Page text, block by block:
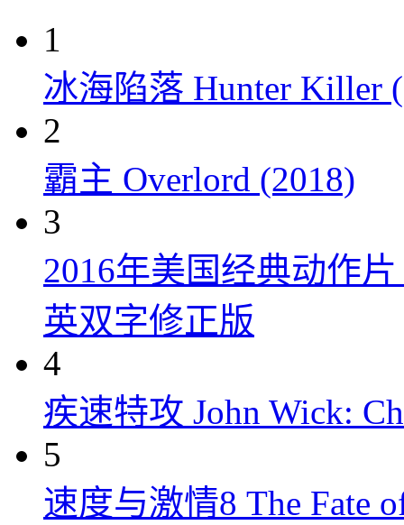
1
冰海陷落 Hunter Killer
2
霸主 Overlord (2018)
3
2016年美国经典动作
英双字修正版
4
疾速特攻 John Wick:
5
速度与激情8 The Fate